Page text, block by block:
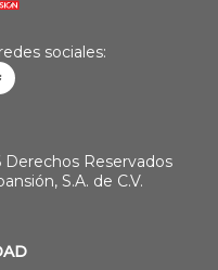
sociales:
Derechos Reservados
S.A. de C.V.